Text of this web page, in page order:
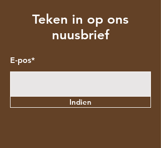
Teken in op ons
nuusbrief
E-pos*
Indien